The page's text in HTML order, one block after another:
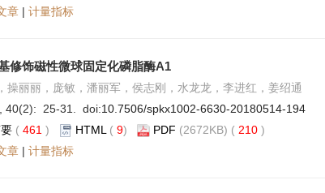
章 | 计量指标
修饰磁性微球固定化磷脂酶A1
操丽丽，庞敏，潘丽军，侯志刚，水龙龙，李进红，姜绍通
40(2): 25-31. doi:10.7506/spkx1002-6630-20180514-194
( 461 ) HTML ( 9) PDF (2672KB) ( 210 )
章 | 计量指标